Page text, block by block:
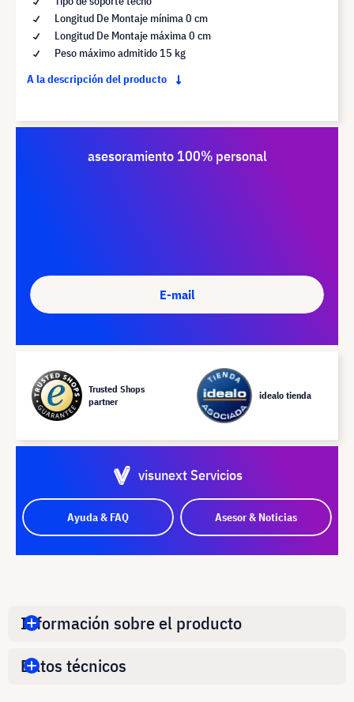
Longitud De Montaje mínima 0 cm
Longitud De Montaje máxima 0 cm
Peso máximo admitido 15 kg
A la descripción del producto
asesoramiento 100% personal
E-mail
Trusted Shops
partner
idealo tienda
visunext Servicios
Ayuda & FAQ Asesor & Noticias
Información sobre el producto
Datos técnicos